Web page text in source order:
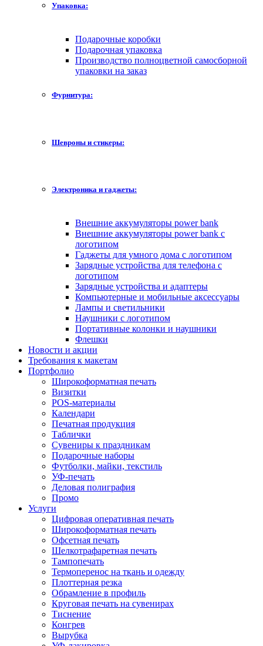
Упаковка:
Подарочные коробки
Подарочная упаковка
Производство полноцветной самосборной
упаковки на заказ
Фурнитура:
Шевроны и стикеры:
Электроника и гаджеты:
Внешние аккумуляторы power bank
Внешние аккумуляторы power bank с
логотипом
Гаджеты для умного дома с логотипом
Зарядные устройства для телефона с
логотипом
Зарядные устройства и адаптеры
Компьютерные и мобильные аксессуары
Лампы и светильники
Наушники с логотипом
Портативные колонки и наушники
Флешки
Новости и акции
Требования к макетам
Портфолио
Широкоформатная печать
Визитки
POS-материалы
Календари
Печатная продукция
Таблички
Сувениры к праздникам
Подарочные наборы
Футболки, майки, текстиль
УФ-печать
Деловая полиграфия
Промо
Услуги
Цифровая оперативная печать
Широкоформатная печать
Офсетная печать
Шелкотрафаретная печать
Тампопечать
Термоперенос на ткань и одежду
Плоттерная резка
Обрамление в профиль
Круговая печать на сувенирах
Тиснение
Конгрев
Вырубка